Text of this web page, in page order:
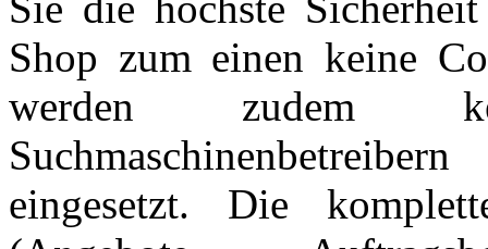
Shop zum einen keine
werden zudem
eingesetzt. Die